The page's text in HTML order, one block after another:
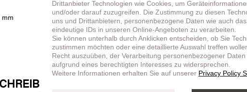
Radstand
1400 mm
Sitzhöhe
870 mm
Max. Leistung
24,4 kW (32,7 PS)
Max. Drehmoment
33,5 Nm
Drittanbieter Technologien wie Cookies, um
und/oder darauf zuzugreifen. Die Zustimmung zu diesen
uns und Drittanbietern, personenbezogene Daten wie auch
eindeutige IDs in unseren Online-Angeboten zu verarbeiten.
Sie können unterhalb durch Anklicken entscheiden, ob Sie
zustimmen möchten oder eine detaillierte Auswahl treffen
Recht auszuüben, der Verarbeitung personenbezogener
aufgrund eines berechtigten Interesses zu widersprechen.
Weitere Informationen erhalten Sie auf unserer Privacy Policy